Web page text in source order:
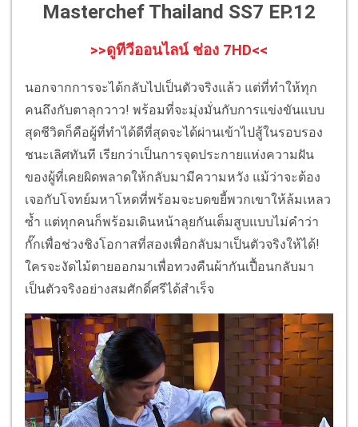
Masterchef Thailand SS7 EP.12
>>ดูทีวีออนไลน์ ช่อง 7HD<<
นอกจากการจะได้กลับไปเป็นตัวจริงแล้ว แต่ที่ทำให้ทุก
คนถึงกับตาลุกวาว! พร้อมที่จะมุ่งมั่นกับการแข่งขันแบบ
สุดชีวิตก็คือผู้ที่ทำได้ดีที่สุดจะได้ผ่านเข้าไปสู้ในรอบรอง
ชนะเลิศทันที เรียกว่าเป็นการจุดประกายแห่งความฝัน
ของผู้ที่เคยผิดพลาดให้กลับมามีความหวัง แม้ว่าจะต้อง
เจอกับโจทย์มหาโหดที่พร้อมจะบดขยี้พวกเขาให้ล้มเหลว
ซ้ำ แต่ทุกคนก็พร้อมเดินหน้าลุยกันเต็มสูบแบบไม่คำว่า
กั๊กเพื่อช่วงชิงโอกาสที่สองเพื่อกลับมาเป็นตัวจริงให้ได้!
ใครจะงัดไม้ตายออกมาเพื่อทวงคืนผ้ากันเปื้อนกลับมา
เป็นตัวจริงอย่างสมศักดิ์ศรีได้สำเร็จ